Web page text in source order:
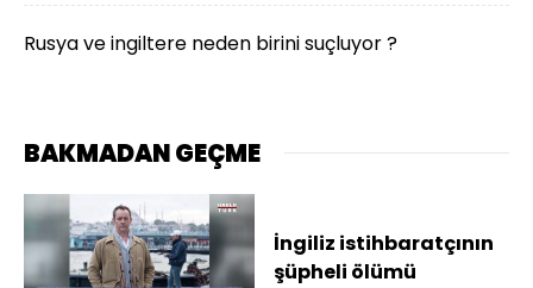
Rusya ve ingiltere neden birini suçluyor ?
BAKMADAN GEÇME
İngiliz istihbaratçının
şüpheli ölümü